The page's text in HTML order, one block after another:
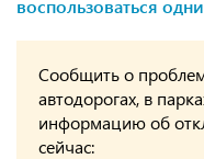
воспользоваться
Сообщить о
автодорогах, в
информацию об
сейчас: